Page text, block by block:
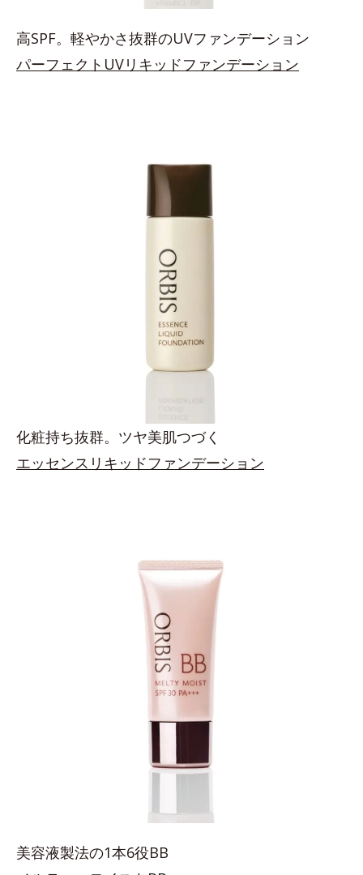
高SPF。軽やかさ抜群のUVファンデーション
パーフェクトUVリキッドファンデーション
化粧持ち抜群。ツヤ美肌つづく
エッセンスリキッドファンデーション
美容液製法の1本6役BB